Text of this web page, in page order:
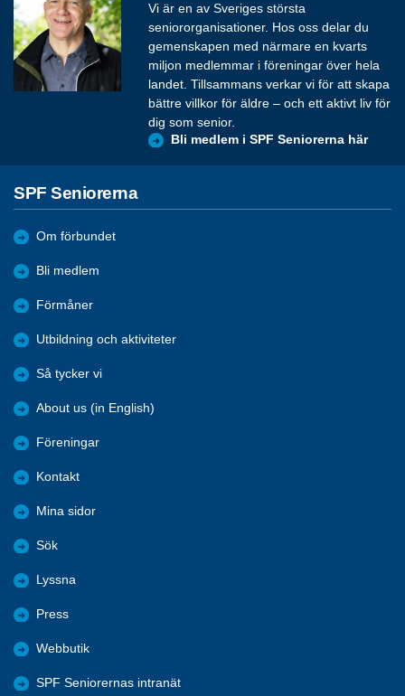
Vi är en av Sveriges största
seniororganisationer. Hos oss delar du
gemenskapen med närmare en kvarts
miljon medlemmar i föreningar över hela
landet. Tillsammans verkar vi för att skapa
bättre villkor för äldre – och ett aktivt liv för
dig som senior.
Bli medlem i SPF Seniorerna här
SPF Seniorerna
Om förbundet
Bli medlem
Förmåner
Utbildning och aktiviteter
Så tycker vi
About us (in English)
Föreningar
Kontakt
Mina sidor
Sök
Lyssna
Press
Webbutik
SPF Seniorernas intranät